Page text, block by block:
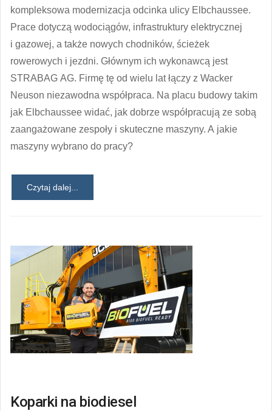
kompleksowa modernizacja odcinka ulicy Elbchaussee.
Prace dotyczą wodociągów, infrastruktury elektrycznej
i gazowej, a także nowych chodników, ścieżek
rowerowych i jezdni. Głównym ich wykonawcą jest
STRABAG AG. Firmę tę od wielu lat łączy z Wacker
Neuson niezawodna współpraca. Na placu budowy takim
jak Elbchaussee widać, jak dobrze współpracują ze sobą
zaangażowane zespoły i skuteczne maszyny. A jakie
maszyny wybrano do pracy?
Czytaj dalej...
Koparki na biodiesel